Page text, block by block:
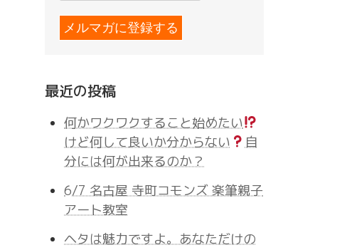
最近の投稿
何かワクワクすること始めたい
けど何して良いか分からない
自
分には何が出来るのか？
6/7 名古屋 寺町コモンズ 楽筆親子
アート教室
ヘタは魅力ですよ。あなただけの